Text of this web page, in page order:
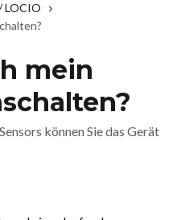
LOCIO
mein
können Sie das Gerät